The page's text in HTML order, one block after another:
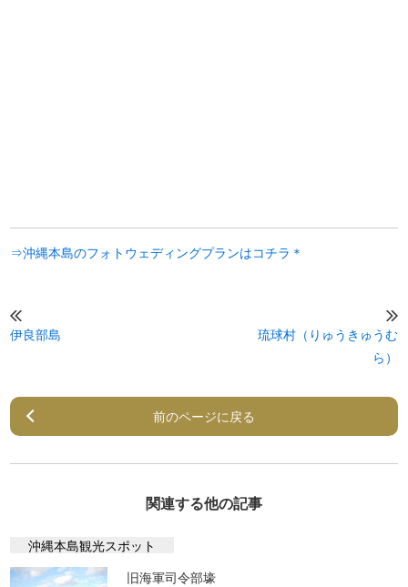
⇒沖縄本島のフォトウェディングプランはコチラ＊
伊良部島
琉球村（りゅうきゅうむ
ら）
前のページに戻る
関連する他の記事
沖縄本島観光スポット
旧海軍司令部壕